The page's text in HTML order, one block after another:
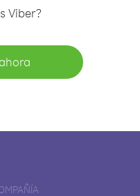
Viber?